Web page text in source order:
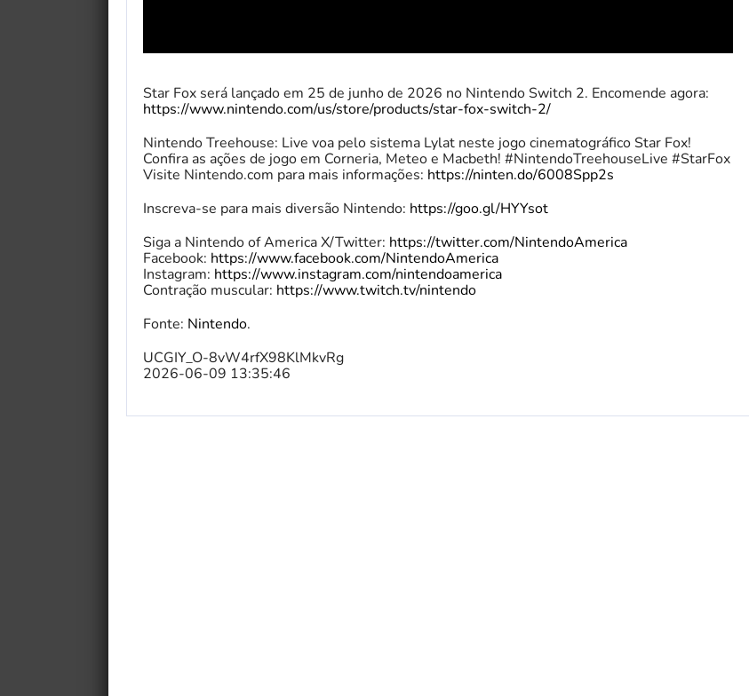
Star Fox será lançado em 25 de junho de 2026 no Nintendo Switch 2. Encomende agora:
https://www.nintendo.com/us/store/products/star-fox-switch-2/
Nintendo Treehouse: Live voa pelo sistema Lylat neste jogo cinematográfico Star Fox!
Confira as ações de jogo em Corneria, Meteo e Macbeth! #NintendoTreehouseLive #StarFox
Visite Nintendo.com para mais informações: https://ninten.do/6008Spp2s
Inscreva-se para mais diversão Nintendo: https://goo.gl/HYYsot
Siga a Nintendo of America X/Twitter: https://twitter.com/NintendoAmerica
Facebook: https://www.facebook.com/NintendoAmerica
Instagram: https://www.instagram.com/nintendoamerica
Contração muscular: https://www.twitch.tv/nintendo
Fonte: Nintendo.
UCGIY_O-8vW4rfX98KlMkvRg
2026-06-09 13:35:46